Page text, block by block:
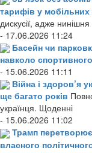
тарифів у мобільних
дискусії, адже
- 17.06.2026 11:24
Басейн чи
навколо
- 15.06.2026 11:11
Війна і здоров’я
ще багато років
українця. Щоденні
- 15.06.2026 11:02
Трамп
власного